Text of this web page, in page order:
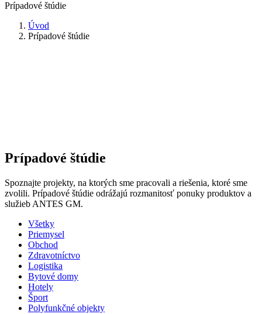
Prípadové štúdie
Úvod
Prípadové štúdie
Prípadové štúdie
Spoznajte projekty, na ktorých sme pracovali a riešenia, ktoré sme
zvolili. Prípadové štúdie odrážajú rozmanitosť ponuky produktov a
služieb ANTES GM.
Všetky
Priemysel
Obchod
Zdravotníctvo
Logistika
Bytové domy
Hotely
Šport
Polyfunkčné objekty